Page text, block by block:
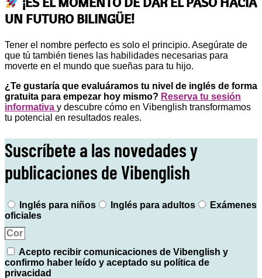
UN FUTURO BILINGÜE!
Tener el nombre perfecto es solo el principio. Asegúrate de
que tú también tienes las habilidades necesarias para
moverte en el mundo que sueñas para tu hijo.
¿Te gustaría que evaluáramos tu nivel de inglés de forma
gratuita para empezar hoy mismo? Reserva tu sesión
informativa y descubre cómo en Vibenglish transformamos
tu potencial en resultados reales.
Suscríbete a las novedades y
publicaciones de Vibenglish
Inglés para niños Inglés para adultos
Exámenes
oficiales
Acepto recibir comunicaciones de Vibenglish y
confirmo haber leído y aceptado su política de
privacidad